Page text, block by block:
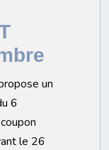
un
6
le 26